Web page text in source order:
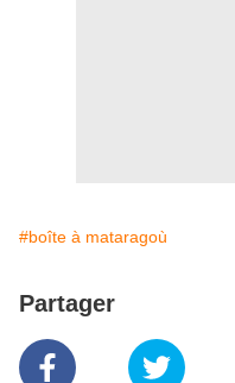
#boîte à mataragoù
Partager